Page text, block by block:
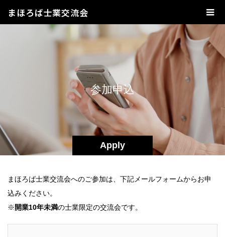
まほろば士業交流会
Apply
参加申込
まほろば士業交流会へのご参加は、下記メールフォームからお申
込みください。
※ 開業10年未満の士業限定の交流会です。